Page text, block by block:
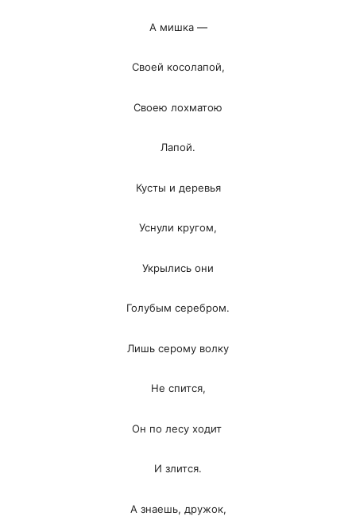
А мишка —
Своей косолапой,
Своею лохматою
Лапой.
Кусты и деревья
Уснули кругом,
Укрылись они
Голубым серебром.
Лишь серому волку
Не спится,
Он по лесу ходит
И злится.
А знаешь, дружок,